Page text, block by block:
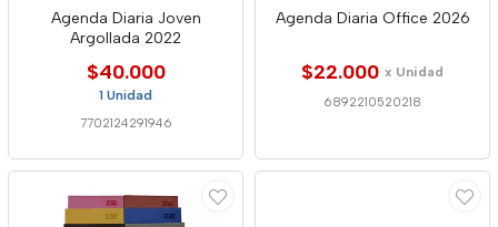
Agenda Diaria Joven
Argollada 2022
$40.000
1 Unidad
7702124291946
Agenda Diaria Office 2026
$22.000 x Unidad
6892210520218